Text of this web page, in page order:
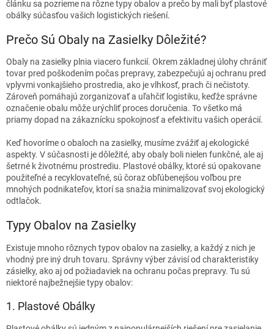
článku sa pozrieme na rôzne typy obalov a prečo by mali byť plastové
obálky súčasťou vašich logistických riešení.
Prečo Sú Obaly na Zasielky Dôležité?
Obaly na zasielky plnia viacero funkcií. Okrem základnej úlohy chrániť
tovar pred poškodením počas prepravy, zabezpečujú aj ochranu pred
vplyvmi vonkajšieho prostredia, ako je vlhkosť, prach či nečistoty.
Zároveň pomáhajú zorganizovať a uľahčiť logistiku, keďže správne
označenie obalu môže urýchliť proces doručenia. To všetko má
priamy dopad na zákaznícku spokojnosť a efektivitu vašich operácií.
Keď hovoríme o obaloch na zasielky, musíme zvážiť aj ekologické
aspekty. V súčasnosti je dôležité, aby obaly boli nielen funkčné, ale aj
šetrné k životnému prostrediu. Plastové obálky, ktoré sú opakovane
použiteľné a recyklovateľné, sú čoraz obľúbenejšou voľbou pre
mnohých podnikateľov, ktorí sa snažia minimalizovať svoj ekologický
odtlačok.
Typy Obalov na Zasielky
Existuje mnoho rôznych typov obalov na zasielky, a každý z nich je
vhodný pre iný druh tovaru. Správny výber závisí od charakteristiky
zásielky, ako aj od požiadaviek na ochranu počas prepravy. Tu sú
niektoré najbežnejšie typy obalov:
1. Plastové Obálky